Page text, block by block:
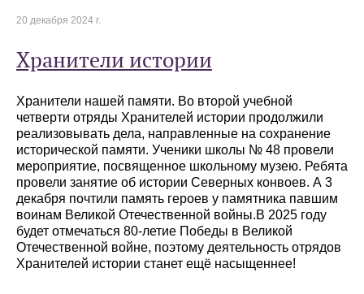
20 декабря 2024 г.
Хранители истории
Хранители нашей памяти. Во второй учебной
четверти отряды Хранителей истории продолжили
реализовывать дела, направленные на сохранение
исторической памяти. Ученики школы № 48 провели
мероприятие, посвященное школьному музею. Ребята
провели занятие об истории Северных конвоев. А 3
декабря почтили память героев у памятника павшим
воинам Великой Отечественной войны.В 2025 году
будет отмечаться 80-летие Победы в Великой
Отечественной войне, поэтому деятельность отрядов
Хранителей истории станет ещё насыщеннее!